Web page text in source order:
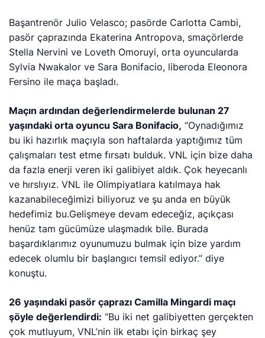
Başantrenör Julio Velasco; pasörde Carlotta Cambi,
pasör çaprazında Ekaterina Antropova, smaçörlerde
Stella Nervini ve Loveth Omoruyi, orta oyuncularda
Sylvia Nwakalor ve Sara Bonifacio, liberoda Eleonora
Fersino ile maça başladı.
Maçın ardından değerlendirmelerde bulunan 27
yaşındaki orta oyuncu Sara Bonifacio, “Oynadığımız
bu iki hazırlık maçıyla son haftalarda yaptığımız tüm
çalışmaları test etme fırsatı bulduk. VNL için bize daha
da fazla enerji veren iki galibiyet aldık. Çok heyecanlı
ve hırslıyız. VNL ile Olimpiyatlara katılmaya hak
kazanabileceğimizi biliyoruz ve şu anda en büyük
hedefimiz bu.Gelişmeye devam edeceğiz, açıkçası
henüz tam gücümüze ulaşmadık bile. Burada
başardıklarımız oyunumuzu bulmak için bize yardım
edecek olumlu bir başlangıcı temsil ediyor.” diye
konuştu.
26 yaşındaki pasör çaprazı Camilla Mingardi maçı
şöyle değerlendirdi: “Bu iki net galibiyetten gerçekten
çok mutluyum, VNL’nin ilk etabı için birkaç şey